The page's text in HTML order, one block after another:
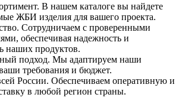
В нашем каталоге вы найдете
ЖБИ изделия для вашего проекта.
Сотрудничаем с проверенными
обеспечивая надежность и
наших продуктов.
подход. Мы адаптируем наши
требования и бюджет.
России. Обеспечиваем оперативную и
в любой регион страны.